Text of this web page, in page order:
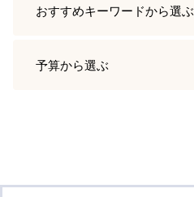
おすすめキーワードから選ぶ
予算から選ぶ